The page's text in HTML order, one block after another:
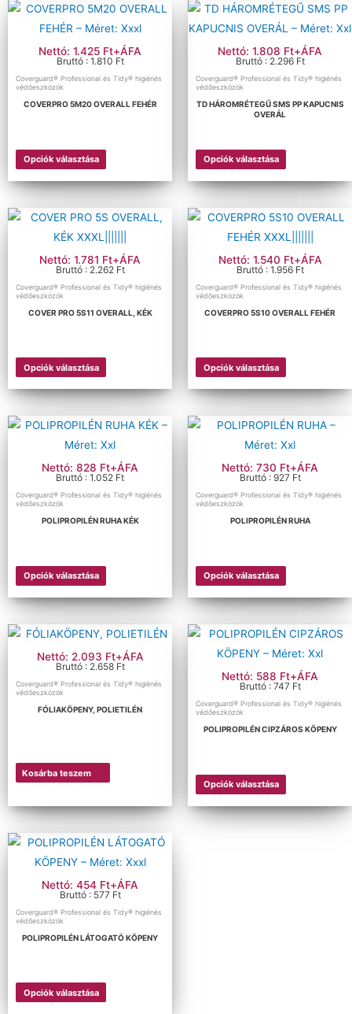
Nettó: 1.425 Ft+ÁFA
Bruttó : 1.810 Ft
Coverguard® Professional és Tidy® higiénés
védőeszközök
COVERPRO 5M20 OVERALL FEHÉR
Opciók választása
Nettó: 1.808 Ft+ÁFA
Bruttó : 2.296 Ft
Coverguard® Professional és Tidy® higiénés
védőeszközök
TD HÁROMRÉTEGŰ SMS PP KAPUCNIS
OVERÁL
Opciók választása
Nettó: 1.781 Ft+ÁFA
Bruttó : 2.262 Ft
Coverguard® Professional és Tidy® higiénés
védőeszközök
COVER PRO 5S11 OVERALL, KÉK
Opciók választása
Nettó: 1.540 Ft+ÁFA
Bruttó : 1.956 Ft
Coverguard® Professional és Tidy® higiénés
védőeszközök
COVERPRO 5S10 OVERALL FEHÉR
Opciók választása
Nettó: 828 Ft+ÁFA
Bruttó : 1.052 Ft
Coverguard® Professional és Tidy® higiénés
védőeszközök
POLIPROPILÉN RUHA KÉK
Opciók választása
Nettó: 730 Ft+ÁFA
Bruttó : 927 Ft
Coverguard® Professional és Tidy® higiénés
védőeszközök
POLIPROPILÉN RUHA
Opciók választása
Nettó: 2.093 Ft+ÁFA
Bruttó : 2.658 Ft
Coverguard® Professional és Tidy® higiénés
védőeszközök
FÓLIAKÖPENY, POLIETILÉN
Kosárba teszem
Nettó: 588 Ft+ÁFA
Bruttó : 747 Ft
Coverguard® Professional és Tidy® higiénés
védőeszközök
POLIPROPILÉN CIPZÁROS KÖPENY
Opciók választása
Nettó: 454 Ft+ÁFA
Bruttó : 577 Ft
Coverguard® Professional és Tidy® higiénés
védőeszközök
POLIPROPILÉN LÁTOGATÓ KÖPENY
Opciók választása